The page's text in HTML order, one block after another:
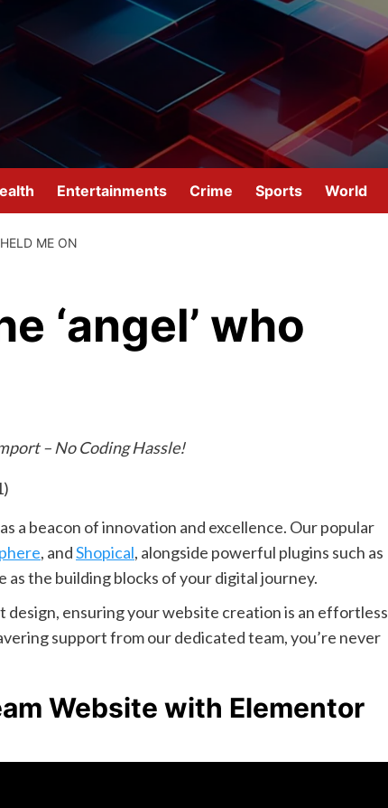
Entertainments Crime Sports World
ME ON
‘angel’ who
– No Coding Hassle!
a beacon of innovation and excellence. Our popular
, andShopical, alongside powerful plugins such as
as the building blocks of your digital journey.
design, ensuring your website creation is an effortless
support from our dedicated team, you’re never
Website with Elementor